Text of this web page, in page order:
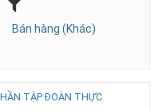
Bán hàng (Khác)
TẬP ĐOÀN THỰC